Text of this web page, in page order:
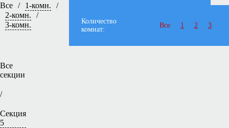
Все / 1-комн.
/
2-комн.
/
3-комн.
Количество
комнат:
Все 1 2 3
Все
секции
/
Секция
5